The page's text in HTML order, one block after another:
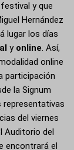
y que
Hernández
lugar los días
y online. Así,
online
participación
la Signum
representativas
del viernes
Auditorio del
encontrará el